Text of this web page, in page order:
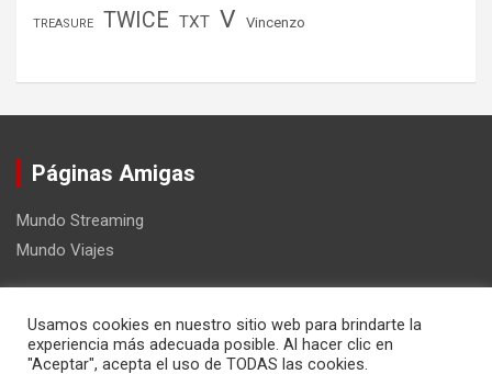
TREASURE TWICE TXT V Vincenzo
Páginas Amigas
Mundo Streaming
Mundo Viajes
Usamos cookies en nuestro sitio web para brindarte la
experiencia más adecuada posible. Al hacer clic en
"Aceptar", acepta el uso de TODAS las cookies.